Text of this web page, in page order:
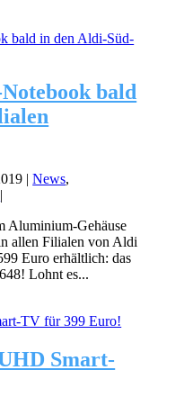
bald
|News,
|
Aluminium-Gehäuse
allen Filialen von Aldi
Euro erhältlich: das
Lohnt es...
Smart-